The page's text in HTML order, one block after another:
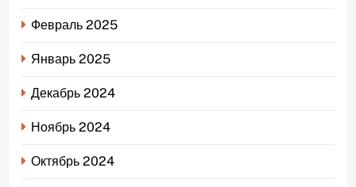
Февраль 2025
Январь 2025
Декабрь 2024
Ноябрь 2024
Октябрь 2024